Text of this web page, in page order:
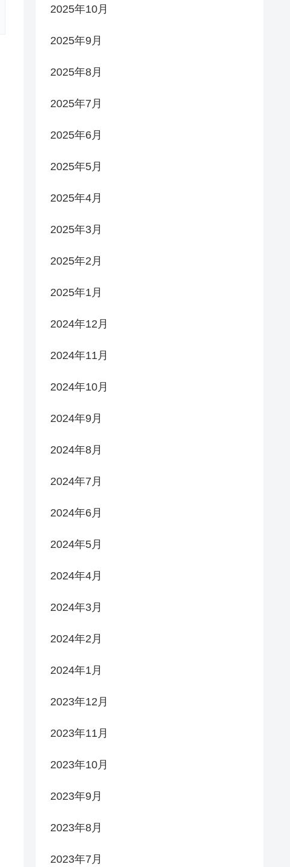
2025年10月
2025年9月
2025年8月
2025年7月
2025年6月
2025年5月
2025年4月
2025年3月
2025年2月
2025年1月
2024年12月
2024年11月
2024年10月
2024年9月
2024年8月
2024年7月
2024年6月
2024年5月
2024年4月
2024年3月
2024年2月
2024年1月
2023年12月
2023年11月
2023年10月
2023年9月
2023年8月
2023年7月